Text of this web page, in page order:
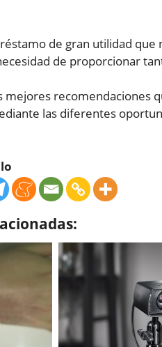
de gran utilidad
de proporcionar
mejores
las diferentes